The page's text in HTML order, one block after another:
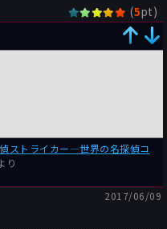
(5pt)
ストライカー―世界の名探偵コ
り
2017/06/09